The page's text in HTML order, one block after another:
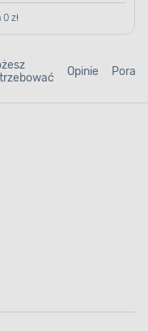
zł
Opinie Porady